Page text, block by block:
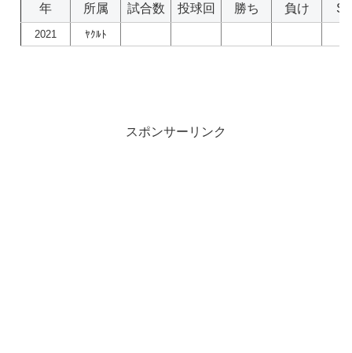
年 所属 試合数 投球回 勝ち 負け S
2021 ﾔｸﾙﾄ
スポンサーリンク